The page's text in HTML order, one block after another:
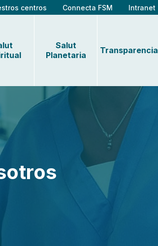
centros Connecta FSM Intranet
Salut
Planetaria
Transparencia